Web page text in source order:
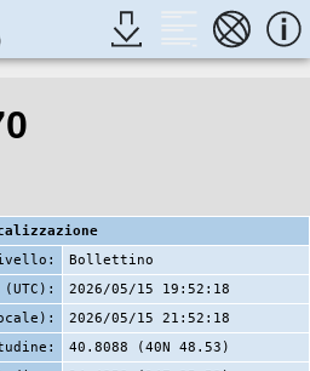
Bollettino
2026/05/15 19:52:18
2026/05/15 21:52:18
40.8088 (40N 48.53)